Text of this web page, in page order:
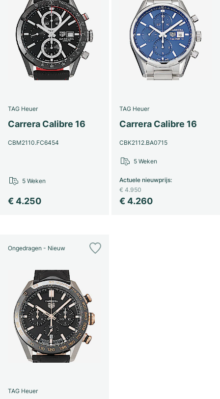
TAG Heuer
Carrera Calibre 16
CBM2110.FC6454
€ 4.250
5 Weken
TAG Heuer
Carrera Calibre 16
CBK2112.BA0715
€ 4.260
Actuele nieuwprijs:
€ 4.950
5 Weken
Ongedragen - Nieuw
TAG Heuer